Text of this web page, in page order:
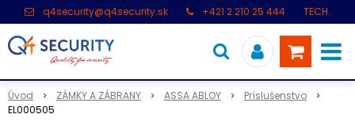
q4security@q4security.sk +421 2 210 25 444
TECH.
Úvod ZÁMKY A ZÁBRANY ASSA ABLOY
Príslušenstvo
EL000505